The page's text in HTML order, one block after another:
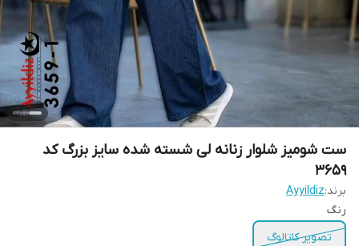
ست شومیز شلوار زنانه لی شسته شده سایز بزرگ کد
3659
برند:Ayyildiz
رنگ
تصویر کاتالوگ